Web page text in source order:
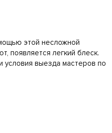
этой несложной
появляется легкий блеск.
условия выезда мастеров по